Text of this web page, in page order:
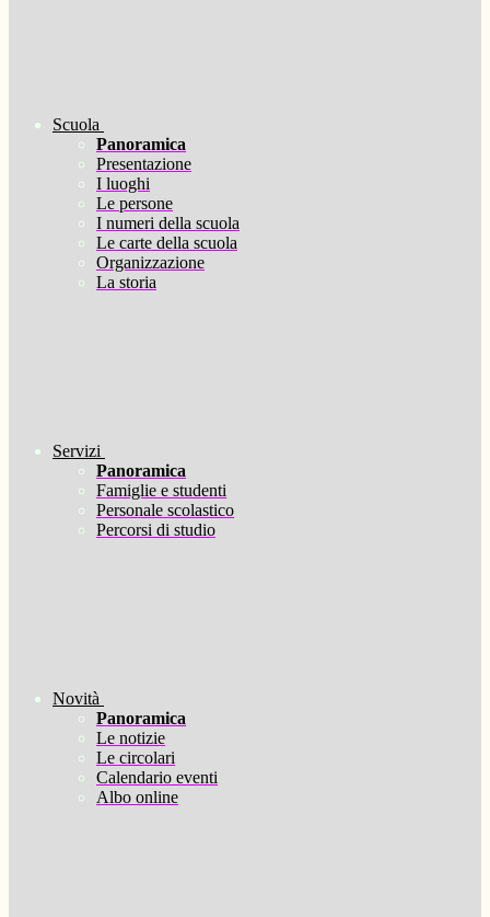
Scuola
Panoramica
Presentazione
I luoghi
Le persone
I numeri della scuola
Le carte della scuola
Organizzazione
La storia
Servizi
Panoramica
Famiglie e studenti
Personale scolastico
Percorsi di studio
Novità
Panoramica
Le notizie
Le circolari
Calendario eventi
Albo online